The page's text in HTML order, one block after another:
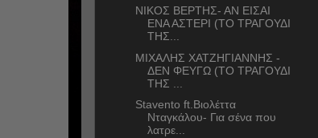
ΝΙΚΟΣ ΒΕΡΤΗΣ- ΑΝ ΕΙΣΑΙ
ΕΝΑ ΑΣΤΕΡΙ (ΤΟ ΤΡΑΓΟΥΔΙ
ΤΗΣ...
ΜΙΧΑΛΗΣ ΧΑΤΖΗΓΙΑΝΝΗΣ -
ΔΕΝ ΦΕΥΓΩ (ΤΟ ΤΡΑΓΟΥΔΙ
ΤΗΣ ...
Stavento ft.Βιολέττα
Νταγκάλου- Για σένα που
λατρε...